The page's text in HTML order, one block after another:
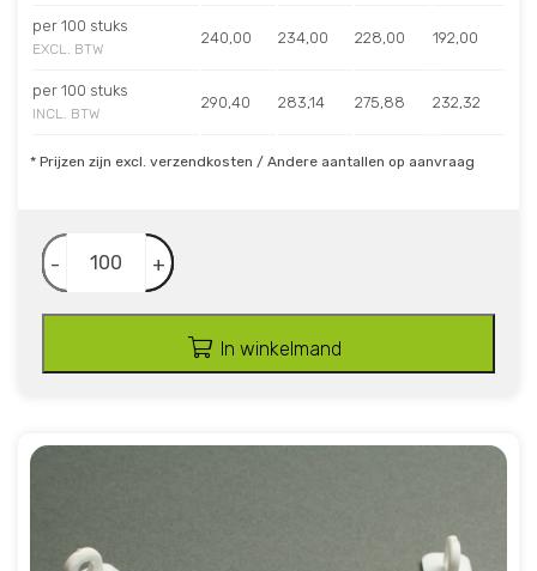
per 100 stuks
EXCL. BTW
240,00 234,00 228,00 192,00
per 100 stuks
INCL. BTW
290,40 283,14 275,88 232,32
* Prijzen zijn excl. verzendkosten / Andere aantallen op aanvraag
- +
In winkelmand